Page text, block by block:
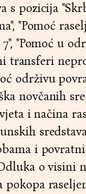
s pozicija
''Pomoć
''Pomoć u
transferi
održivu
novčanih
i načina
i
o visini